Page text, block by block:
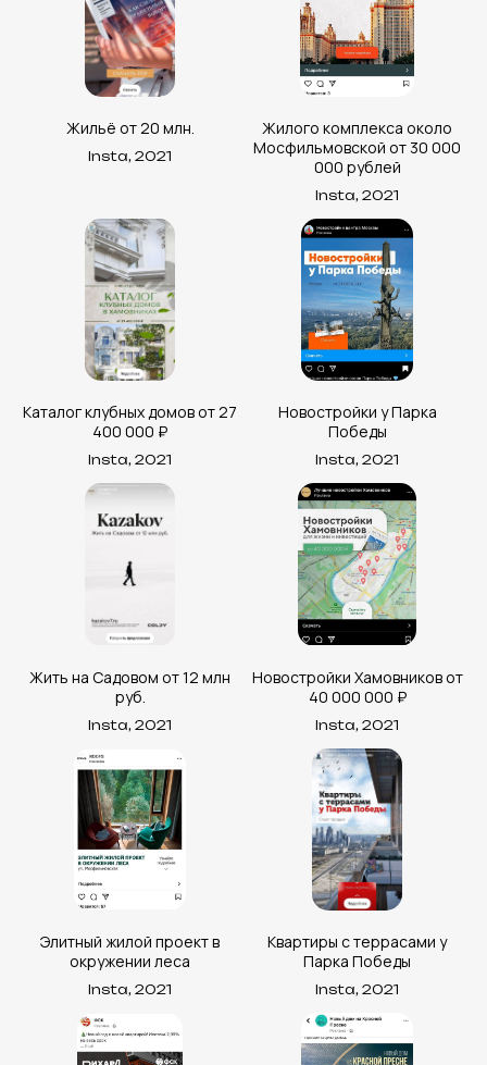
Жильё от 20 млн.
Insta, 2021
Жилого комплекса около
Мосфильмовской от 30 000
000 рублей
Insta, 2021
Каталог клубных домов от 27
400 000 ₽
Insta, 2021
Новостройки у Парка
Победы
Insta, 2021
Жить на Садовом от 12 млн
руб.
Insta, 2021
Новостройки Хамовников от
40 000 000 ₽
Insta, 2021
Элитный жилой проект в
окружении леса
Insta, 2021
Квартиры с террасами у
Парка Победы
Insta, 2021